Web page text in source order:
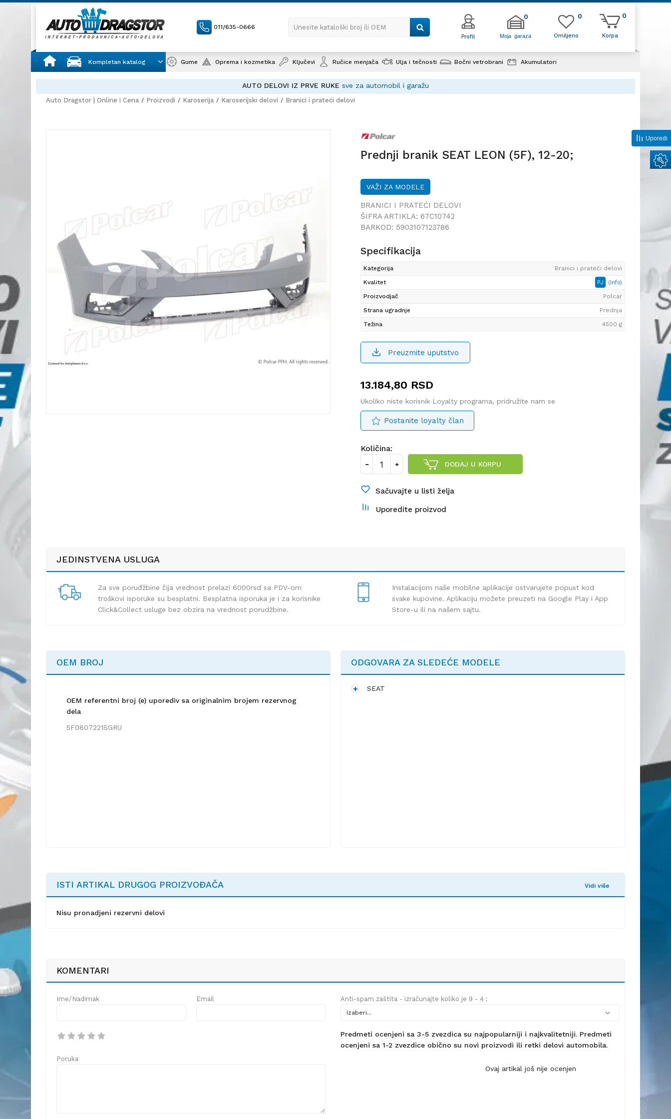
011/635-0666 Unesite kataloški broj ili OEM
Profil Moja garaza
0
Korpa
0
Omiljeno
0
Kompletan katalog Gume Oprema i kozmetika Ključevi Ručice menjača Ulja i tečnosti Bočni vetrobrani Akumulatori
AUTO DELOVI IZ PRVE RUKE sve za automobil i garažu
Auto Dragstor | Online i Cena Proizvodi Karoserija Karoserijski delovi Branici i prateći delovi
Prednji branik SEAT LEON (5F), 12-20;
VAŽI ZA MODELE
BRANICI I PRATEĆI DELOVI
ŠIFRA ARTIKLA: 67C10742
BARKOD: 5903107123786
Specifikacija
Kategorija
Branici i prateći delovi
Kvalitet
PJ (Info)
Proizvodjač
Polcar
Strana ugradnje
Prednja
Težina
4500 g
Preuzmite uputstvo
13.184,80 RSD
Ukoliko niste korisnik Loyalty programa, pridružite nam se
Postanite loyalty član
Količina:
DODAJ U KORPU
Sačuvajte u listi želja
Uporedite proizvod
JEDINSTVENA USLUGA
Za sve poruđžbine čija vrednost prelazi 6000rsd sa PDV-om
troškovi isporuke su besplatni. Besplatna isporuka je i za korisnike
Click&Collect usluge bez obzira na vrednost porudžbine.
Instalacijom naše mobilne aplikacije ostvarujete popust kod
svake kupovine. Aplikaciju možete preuzeti na Google Play i App
Store-u ili na našem sajtu.
OEM BROJ
OEM referentni broj (e) uporediv sa originalnim brojem rezervnog
dela
5F0807221SGRU
ODGOVARA ZA SLEDEĆE MODELE
SEAT
ISTI ARTIKAL DRUGOG PROIZVOĐAČA Vidi više
Nisu pronadjeni rezervni delovi
KOMENTARI
Ime/Nadimak Email
Poruka
Anti-spam zaštita - izračunajte koliko je 9 - 4 :
Predmeti ocenjeni sa 3-5 zvezdica su najpopularniji i najkvalitetniji. Predmeti
ocenjeni sa 1-2 zvezdice obično su novi proizvodi ili retki delovi automobila.
Ovaj artikal još nije ocenjen
Uporedi